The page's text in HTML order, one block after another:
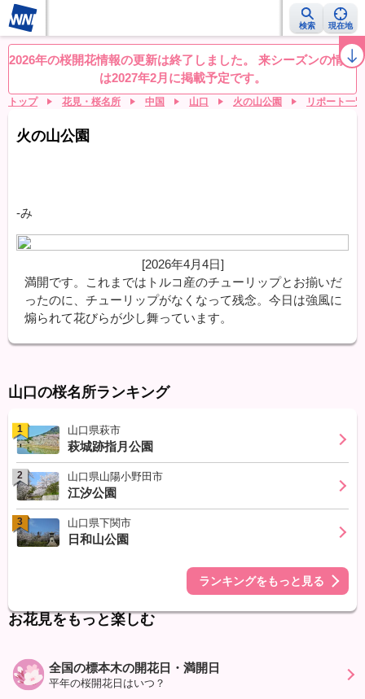
検索 現在地
桜レーダー 名所ランキング 桜開花予想NEWS お花見動画 目的別
2026年の桜開花情報の更新は終了しました。 来シーズンの情報
は2027年2月に掲載予定です。
トップ 花見・桜名所 中国 山口 火の山公園 リポート一覧
火の山公園
-み
[2026年4月4日]
満開です。これまではトルコ産のチューリップとお揃いだ
ったのに、チューリップがなくなって残念。今日は強風に
煽られて花びらが少し舞っています。
山口の桜名所ランキング
1 山口県萩市
萩城跡指月公園
2 山口県山陽小野田市
江汐公園
3 山口県下関市
日和山公園
ランキングをもっと見る
お花見をもっと楽しむ
全国の標本木の開花日・満開日
平年の桜開花日はいつ？